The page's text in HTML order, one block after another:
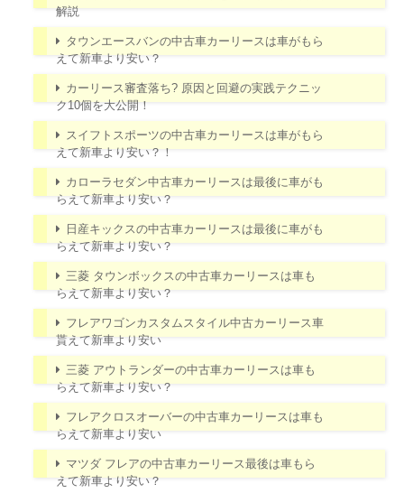
解説
タウンエースバンの中古車カーリースは車がもら
えて新車より安い？
カーリース審査落ち? 原因と回避の実践テクニッ
ク10個を大公開！
スイフトスポーツの中古車カーリースは車がもら
えて新車より安い？！
カローラセダン中古車カーリースは最後に車がも
らえて新車より安い？
日産キックスの中古車カーリースは最後に車がも
らえて新車より安い？
三菱 タウンボックスの中古車カーリースは車も
らえて新車より安い？
フレアワゴンカスタムスタイル中古カーリース車
貰えて新車より安い
三菱 アウトランダーの中古車カーリースは車も
らえて新車より安い？
フレアクロスオーバーの中古車カーリースは車も
らえて新車より安い
マツダ フレアの中古車カーリース最後は車もら
えて新車より安い？